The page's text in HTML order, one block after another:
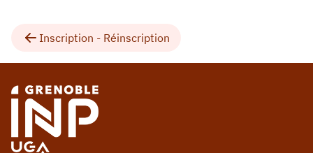
Inscription - Réinscription